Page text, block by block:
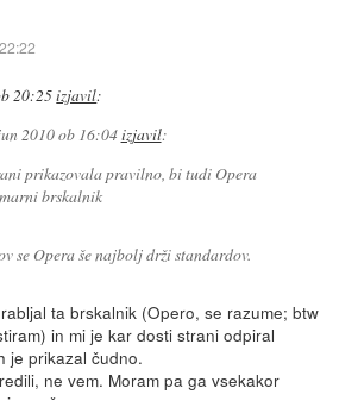
20:25izjavil:
2010 ob 16:04izjavil:
prikazovala pravilno, bi tudi Opera
brskalnik
se Opera še najbolj drži standardov.
ta brskalnik (Opero, se razume; btw
in mi je kar dosti strani odpiral
je prikazal čudno.
ne vem. Moram pa ga vsekakor